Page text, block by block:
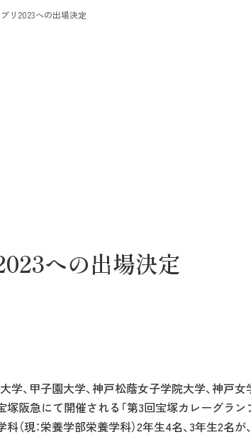
リ2023への出場決定
への出場決定
、甲子園大学、神戸松蔭女子学院大学、神戸
宝塚阪急にて開催される「第3回宝塚カレーグラ
学科（現：栄養学部栄養学科）2年生4名、3年生2